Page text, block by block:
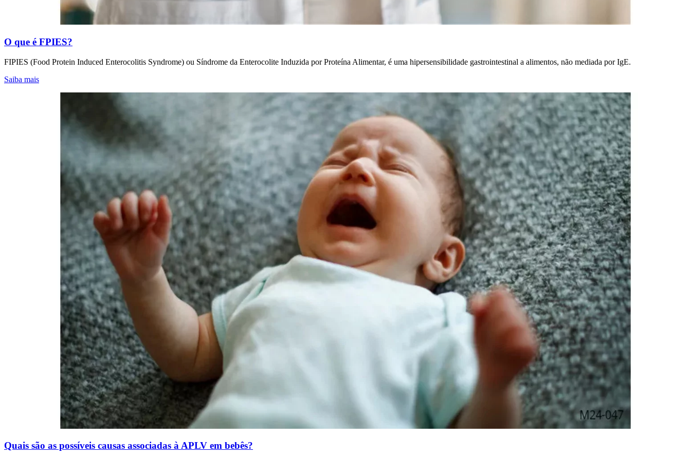
O que é FPIES?
FIPIES (Food Protein Induced Enterocolitis Syndrome) ou Síndrome da Enterocolite Induzida por Proteína Alimentar, é uma hipersensibilidade gastrointestinal a alimentos, não mediada por IgE.
Saiba mais
Quais são as possíveis causas associadas à APLV em bebês?